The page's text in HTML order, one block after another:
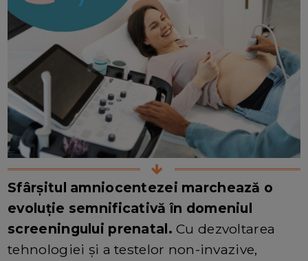
Sfârșitul amniocentezei marchează o
evoluție semnificativă în domeniul
screeningului prenatal. Cu dezvoltarea
tehnologiei și a testelor non-invazive,